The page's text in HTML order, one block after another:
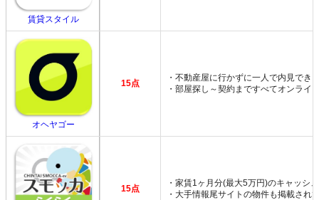
賃貸スタイル
オヘヤゴー
15点
・不動産屋に行かずに一人で内見でき
・部屋探し～契約まですべてオンライ
15点
・家賃1ヶ月分(最大5万円)のキャッシ
・大手情報尾サイトの物件も掲載され